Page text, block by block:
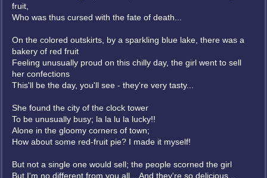
fruit,
Who was thus cursed with the fate of death...
On the colored outskirts, by a sparkling blue lake, there was a
bakery of red fruit
Feeling unusually proud on this chilly day, the girl went to sell
her confections
This'll be the day, you'll see - they're very tasty...
She found the city of the clock tower
To be unusually busy; la la lu la lucky!!
Alone in the gloomy corners of town;
How about some red-fruit pie? I made it myself!
But not a single one would sell; the people scorned the girl
But I'm no different from you all... And they're so delicious...